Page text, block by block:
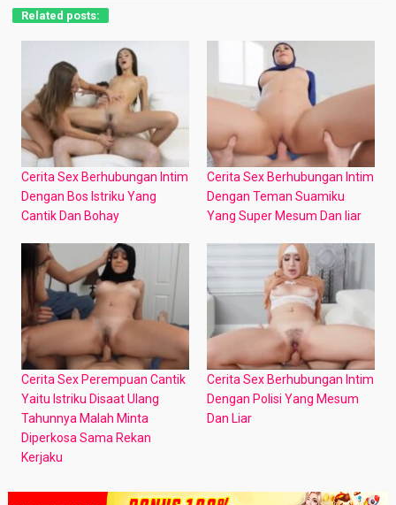
Related posts:
Cerita Sex Berhubungan Intim
Dengan Bos Istriku Yang
Cantik Dan Bohay
Cerita Sex Berhubungan Intim
Dengan Teman Suamiku
Yang Super Mesum Dan liar
Cerita Sex Perempuan Cantik
Yaitu Istriku Disaat Ulang
Tahunnya Malah Minta
Diperkosa Sama Rekan
Kerjaku
Cerita Sex Berhubungan Intim
Dengan Polisi Yang Mesum
Dan Liar